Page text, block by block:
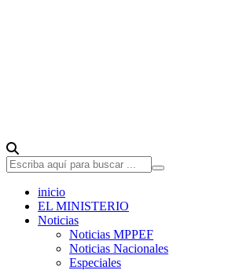
inicio
EL MINISTERIO
Noticias
Noticias MPPEF
Noticias Nacionales
Especiales